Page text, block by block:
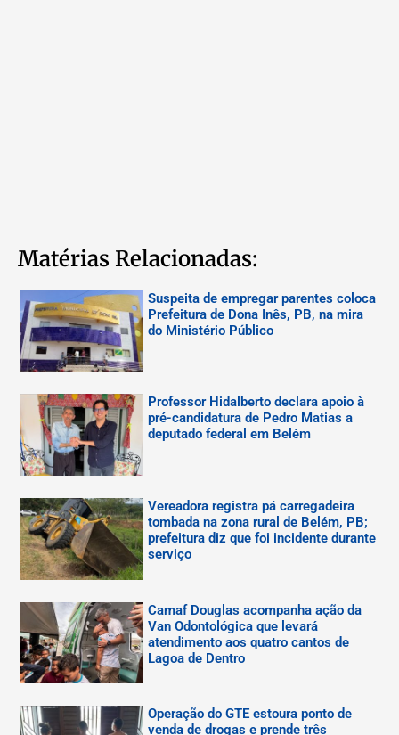
Matérias Relacionadas:
Suspeita de empregar parentes coloca
Prefeitura de Dona Inês, PB, na mira
do Ministério Público
Professor Hidalberto declara apoio à
pré-candidatura de Pedro Matias a
deputado federal em Belém
Vereadora registra pá carregadeira
tombada na zona rural de Belém, PB;
prefeitura diz que foi incidente durante
serviço
Camaf Douglas acompanha ação da
Van Odontológica que levará
atendimento aos quatro cantos de
Lagoa de Dentro
Operação do GTE estoura ponto de
venda de drogas e prende três